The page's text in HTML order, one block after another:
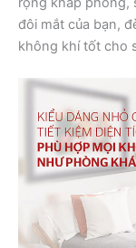
đôi mắt của bạn,
không khí tốt cho